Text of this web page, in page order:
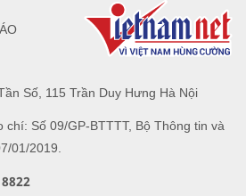
Số, 115 Trần Duy Hưng Hà Nội
chí: Số 09/GP-BTTTT, Bộ Thông tin và
01/2019.